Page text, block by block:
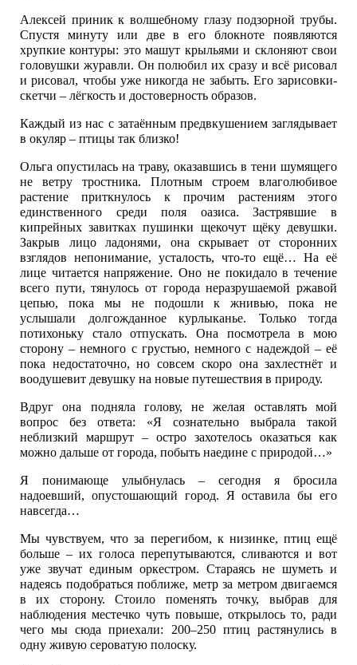
Алексей приник к волшебному глазу подзорной трубы.
Спустя минуту или две в его блокноте появляются
хрупкие контуры: это машут крыльями и склоняют свои
головушки журавли. Он полюбил их сразу и всё рисовал
и рисовал, чтобы уже никогда не забыть. Его зарисовки-
скетчи – лёгкость и достоверность образов.
Каждый из нас с затаённым предвкушением заглядывает
в окуляр – птицы так близко!
Ольга опустилась на траву, оказавшись в тени шумящего
не ветру тростника. Плотным строем влаголюбивое
растение приткнулось к прочим растениям этого
единственного среди поля оазиса. Застрявшие в
кипрейных завитках пушинки щекочут щёку девушки.
Закрыв лицо ладонями, она скрывает от сторонних
взглядов непонимание, усталость, что-то ещё… На её
лице читается напряжение. Оно не покидало в течение
всего пути, тянулось от города неразрушаемой ржавой
цепью, пока мы не подошли к жнивью, пока не
услышали долгожданное курлыканье. Только тогда
потихоньку стало отпускать. Она посмотрела в мою
сторону – немного с грустью, немного с надеждой – её
пока недостаточно, но совсем скоро она захлестнёт и
воодушевит девушку на новые путешествия в природу.
Вдруг она подняла голову, не желая оставлять мой
вопрос без ответа: «Я сознательно выбрала такой
неблизкий маршрут – остро захотелось оказаться как
можно дальше от города, побыть наедине с природой…»
Я понимающе улыбнулась – сегодня я бросила
надоевший, опустошающий город. Я оставила бы его
навсегда…
Мы чувствуем, что за перегибом, к низинке, птиц ещё
больше – их голоса перепутываются, сливаются и вот
уже звучат единым оркестром. Стараясь не шуметь и
надеясь подобраться поближе, метр за метром двигаемся
в их сторону. Стоило поменять точку, выбрав для
наблюдения местечко чуть повыше, открылось то, ради
чего мы сюда приехали: 200–250 птиц растянулись в
одну живую сероватую полоску.